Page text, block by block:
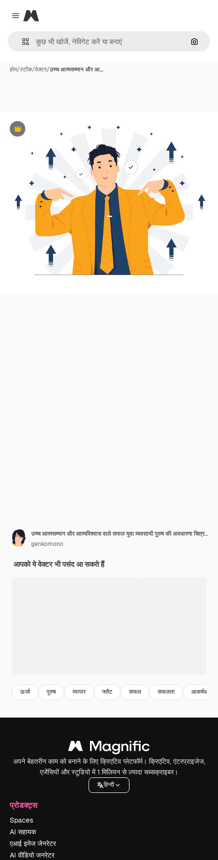
Close menu
Magnific
इमेज से
होम/स्टॉक/वेक्टर/उच्च आत्मसम्मान और आ…
Premium
उच्च आत्मसम्मान और आत्मविश्वास वाले सफल युवा व्यवसायी पुरुष की अवधारणा चित्रण स्टाइलिश सूट में पहने हुए उंगलियों से खुद को इंगित करते हुए गर्व और खुश
genkomono
आपको ये वेक्टर भी पसंद आ सकते हैं
ऊर्जा पुरुष व्यापार फ्लैट सफल सफलता आकर्षक
अपने बेहतरीन काम को बनाने के लिए क्रिएटिव प्लेटफॉर्म। क्रिएटिव, एंटरप्राइजेज,
एजेंसियों और स्टूडियो में 1 मिलियन से ज़्यादा सब्सक्राइबर।
हिन्दी
प्रोडक्ट्स
Spaces
AI सहायक
एआई इमेज जेनरेटर
AI वीडियो जनरेटर